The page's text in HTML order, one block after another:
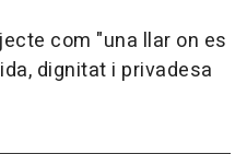
com "una llar on es
dignitat i privadesa